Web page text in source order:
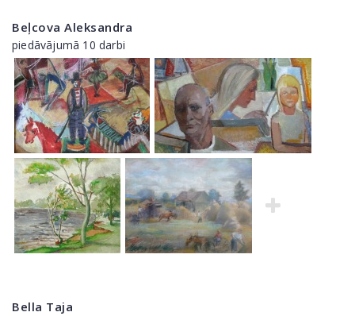
Beļcova Aleksandra
piedāvājumā 10 darbi
Bella Taja